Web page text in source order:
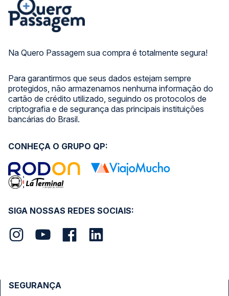
Na Quero Passagem sua compra é totalmente segura!
Para garantirmos que seus dados estejam sempre
protegidos, não armazenamos nenhuma informação do
cartão de crédito utilizado, seguindo os protocolos de
criptografia e de segurança das principais instituições
bancárias do Brasil.
SIGA NOSSAS REDES SOCIAIS:
CONHEÇA O GRUPO QP:
SEGURANÇA